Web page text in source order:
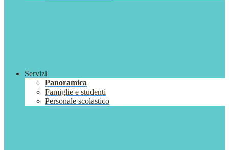
Servizi
Panoramica
Famiglie e studenti
Personale scolastico